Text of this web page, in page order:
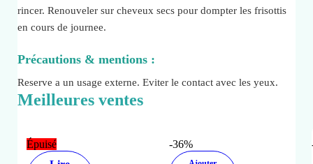
rincer. Renouveler sur cheveux secs pour dompter les frisottis
en cours de journee.
Précautions & mentions :
Reserve a un usage externe. Eviter le contact avec les yeux.
Meilleures ventes
Épuisé
-36%